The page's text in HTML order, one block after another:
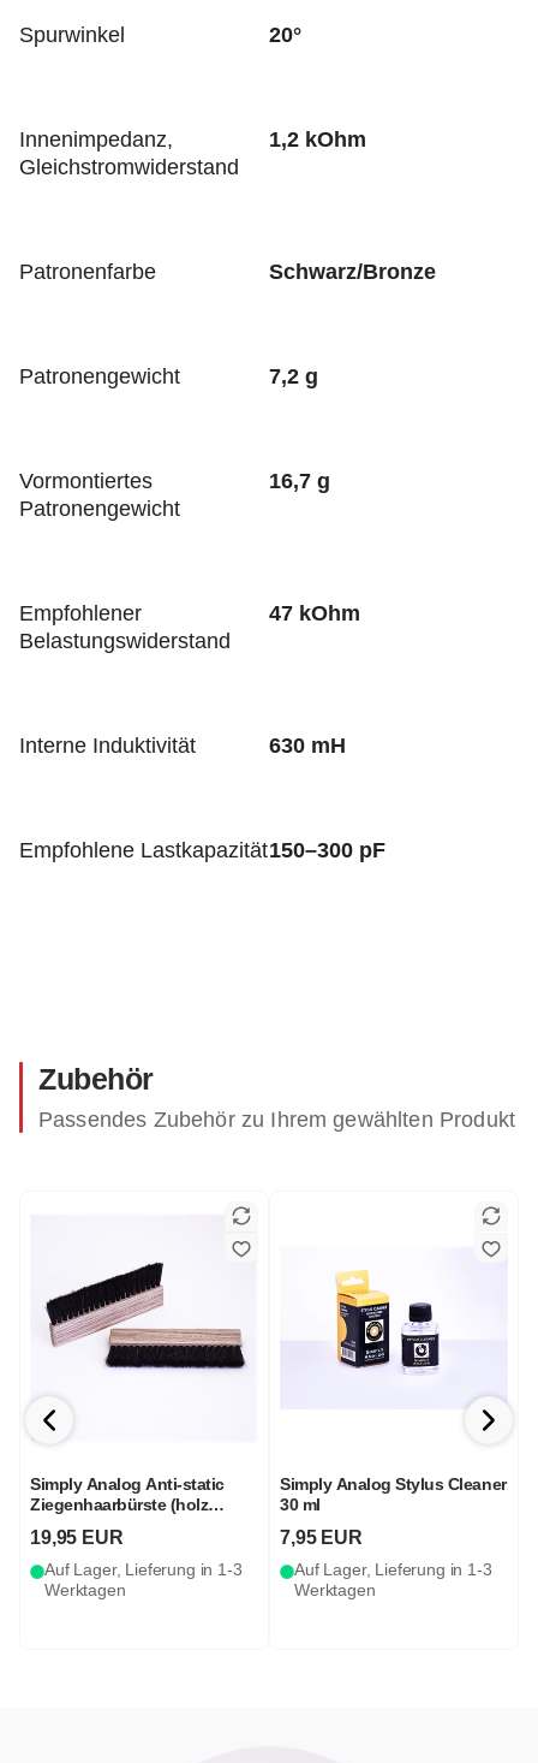
Spurwinkel 20°
Innenimpedanz,
Gleichstromwiderstand
1,2 kOhm
Patronenfarbe Schwarz/Bronze
Patronengewicht 7,2 g
Vormontiertes
Patronengewicht
16,7 g
Empfohlener
Belastungswiderstand
47 kOhm
Interne Induktivität 630 mH
Empfohlene Lastkapazität150–300 pF
Zubehör
Passendes Zubehör zu Ihrem gewählten Produkt
Simply Analog Anti-static
Ziegenhaarbürste (holz
19,95 EUR
Auf Lager, Lieferung in 1-3
Werktagen
Simply Analog Stylus Cleaner
30 ml
7,95 EUR
Auf Lager, Lieferung in 1-3
Werktagen